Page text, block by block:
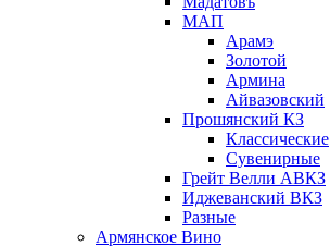
МАП
Арамэ
Золотой
Армина
Айвазовский
Прошянский КЗ
Классические
Сувенирные
Грейт Велли АВКЗ
Иджеванский ВКЗ
Разные
Армянское Вино